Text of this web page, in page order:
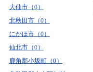
大仙市（0）
北秋田市（0）
にかほ市（0）
仙北市（0）
鹿角郡小坂町（0）